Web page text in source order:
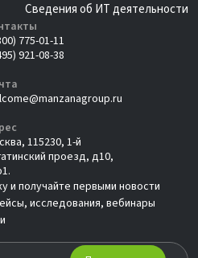
Сведения об ИТ деятельности
775-01-11
921-08-38
115230, 1-й
проезд, д10,
и получайте первыми новости
исследования, вебинары